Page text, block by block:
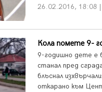
26.02.2016, 18:08
Кола помете 9-
9-годишно дете е
станал пред
блъснал
откарано към